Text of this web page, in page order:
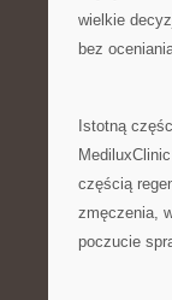
wielkie
bez
Istotną
częścią
zmęczenia,
poczucie